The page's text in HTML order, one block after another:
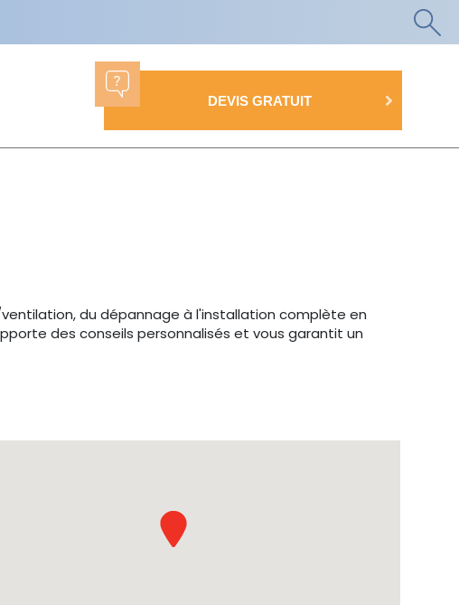
DEVIS GRATUIT
du dépannage à l'installation complète en
des conseils personnalisés et vous garantit un